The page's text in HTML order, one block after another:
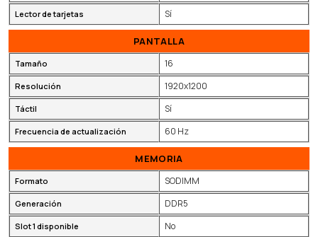
Lector de tarjetas Sí
PANTALLA
Tamaño 16
Resolución 1920x1200
Táctil Sí
Frecuencia de actualización 60 Hz
MEMORIA
Formato SODIMM
Generación DDR5
Slot 1 disponible No